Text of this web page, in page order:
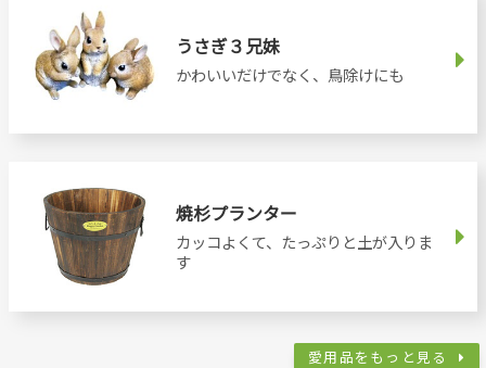
うさぎ３兄妹
かわいいだけでなく、鳥除けにも
焼杉プランター
カッコよくて、たっぷりと土が入りま
す
愛用品をもっと見る